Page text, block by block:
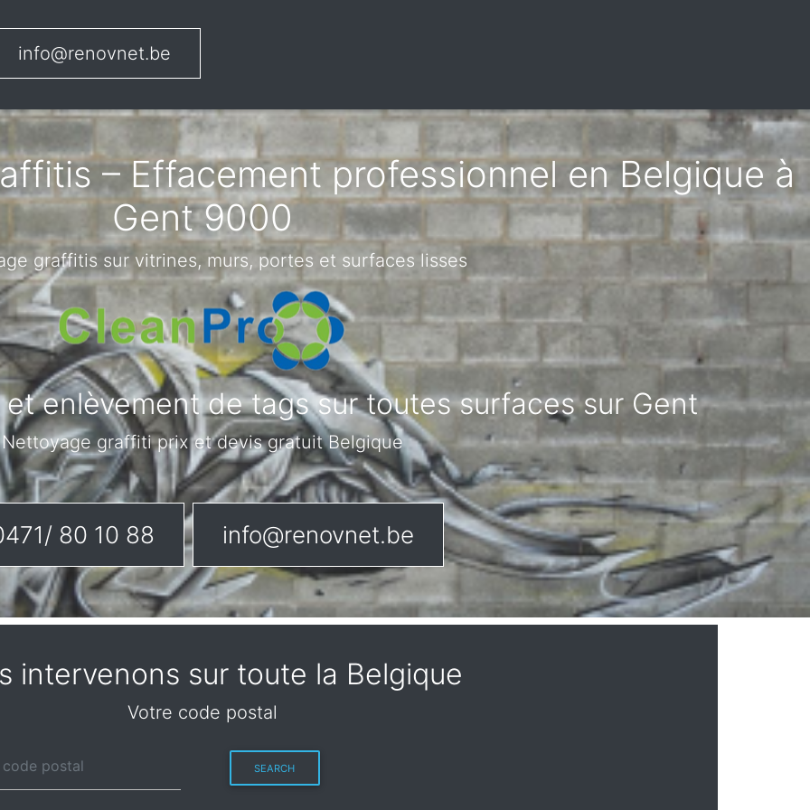
info@renovnet.be
– Effacement professionnel en Belgique à
Gent 9000
graffitis sur vitrines, murs, portes et surfaces lisses
enlèvement de tags sur toutes surfaces sur Gent
Nettoyage graffiti prix et devis gratuit Belgique
80 10 88 info@renovnet.be
intervenons sur toute la Belgique
Votre code postal
SEARCH